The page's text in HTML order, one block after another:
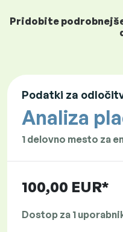
Pridobite
Podatki za
Analiza
1 delovno mesto za
100,00 EUR*
Dostop za 1